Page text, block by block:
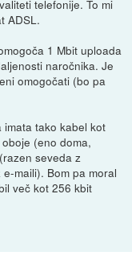
telefonije. To mi
ADSL.
1 Mbit uploada
naročnika. Je
omogočati (bo pa
tako kabel kot
(eno doma,
seveda z
maili). Bom pa moral
več kot 256 kbit